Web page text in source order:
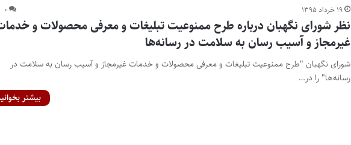
۱۹ خرداد ۱۳۹۵ ۰
نظر شورای نگهبان درباره طرح ممنوعیت تبلیغات و معرفی محصولات و
غیرمجاز و آسیب‌ رسان به سلامت در رسانه‌ها
شورای نگهبان "طرح ممنوعیت تبلیغات و معرفی محصولات و خدمات غیرمجاز و آسیب‌ رسان به سلامت در
رسانه‌ها" را در…
بیشتر